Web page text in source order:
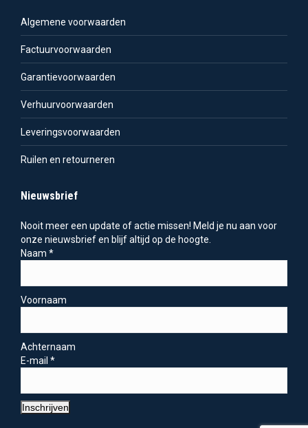
Algemene voorwaarden
Factuurvoorwaarden
Garantievoorwaarden
Verhuurvoorwaarden
Leveringsvoorwaarden
Ruilen en retourneren
Nieuwsbrief
Nooit meer een update of actie missen! Meld je nu aan voor
onze nieuwsbrief en blijf altijd op de hoogte.
Naam *
Voornaam
Achternaam
E-mail *
Inschrijven